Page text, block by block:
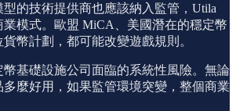
的技術提供商也應該納入監管，Utila
業模式。歐盟 MiCA、美國潛在的穩定幣
幣計劃，都可能改變遊戲規則。
基礎設施公司面臨的系統性風險。無論
麼好用，如果監管環境突變，整個商業